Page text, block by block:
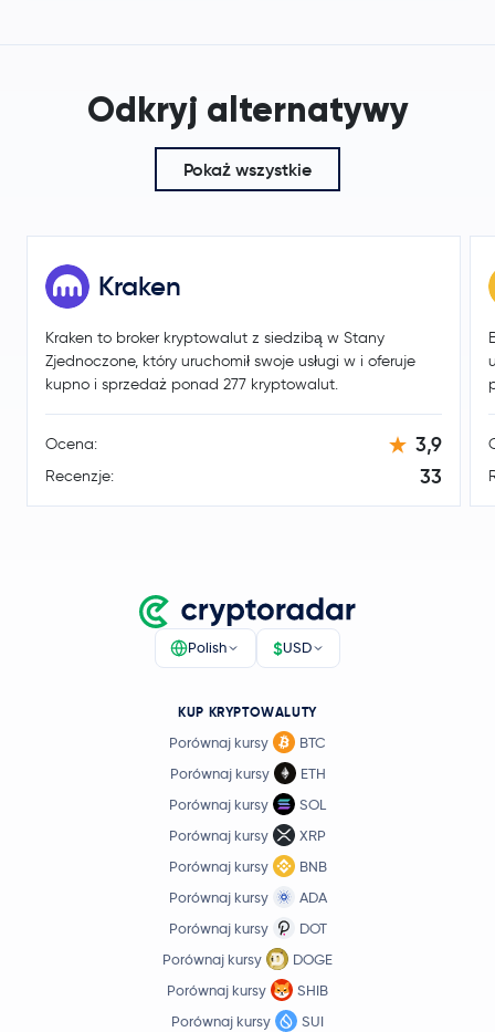
Ethena ENA
Polygon Ecosystem Token POL
Algorand ALGO
Quant QNT
Jupiter Exchange Token JUP
Lighter
3,62 USD
Flare Network FLR
INJ
Aerodrome Finance AERO
Pudgy Penguins PENGU
VIRTUAL
Odkryj alternatywy
Pokaż wszystkie
Kraken
Kraken to broker kryptowalut z siedzibą w Stany
Zjednoczone, który uruchomił swoje usługi w i oferuje
kupno i sprzedaż ponad 277 kryptowalut.
Ocena: 3,9
Recenzje: 33
Polish $USD
KUP KRYPTOWALUTY
Porównaj kursy
BTC
Porównaj kursy
ETH
Porównaj kursy
SOL
Porównaj kursy
XRP
Porównaj kursy
BNB
Porównaj kursy
ADA
Porównaj kursy
DOT
Porównaj kursy
DOGE
Porównaj kursy
SHIB
Porównaj kursy
SUI